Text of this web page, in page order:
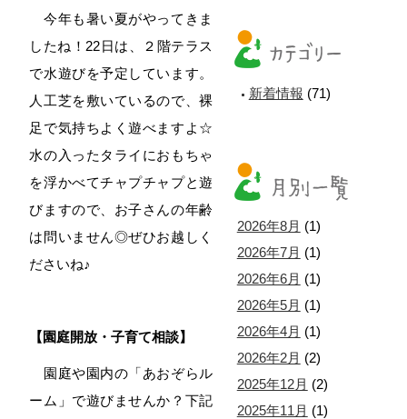
今年も暑い夏がやってきま
したね！22日は、２階テラス
で水遊びを予定しています。
人工芝を敷いているので、裸
足で気持ちよく遊べますよ☆
水の入ったタライにおもちゃ
を浮かべてチャプチャプと遊
びますので、お子さんの年齢
は問いません◎ぜひお越しく
ださいね♪
【園庭開放・子育て相談】
園庭や園内の「あおぞらル
ーム」で遊びませんか？下記
新着情報 (71)
2026年8月 (1)
2026年7月 (1)
2026年6月 (1)
2026年5月 (1)
2026年4月 (1)
2026年2月 (2)
2025年12月 (2)
2025年11月 (1)